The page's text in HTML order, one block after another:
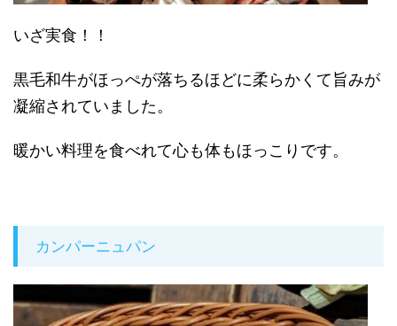
いざ実食！！
黒毛和牛がほっぺが落ちるほどに柔らかくて旨みが
凝縮されていました。
暖かい料理を食べれて心も体もほっこりです。
カンパーニュパン